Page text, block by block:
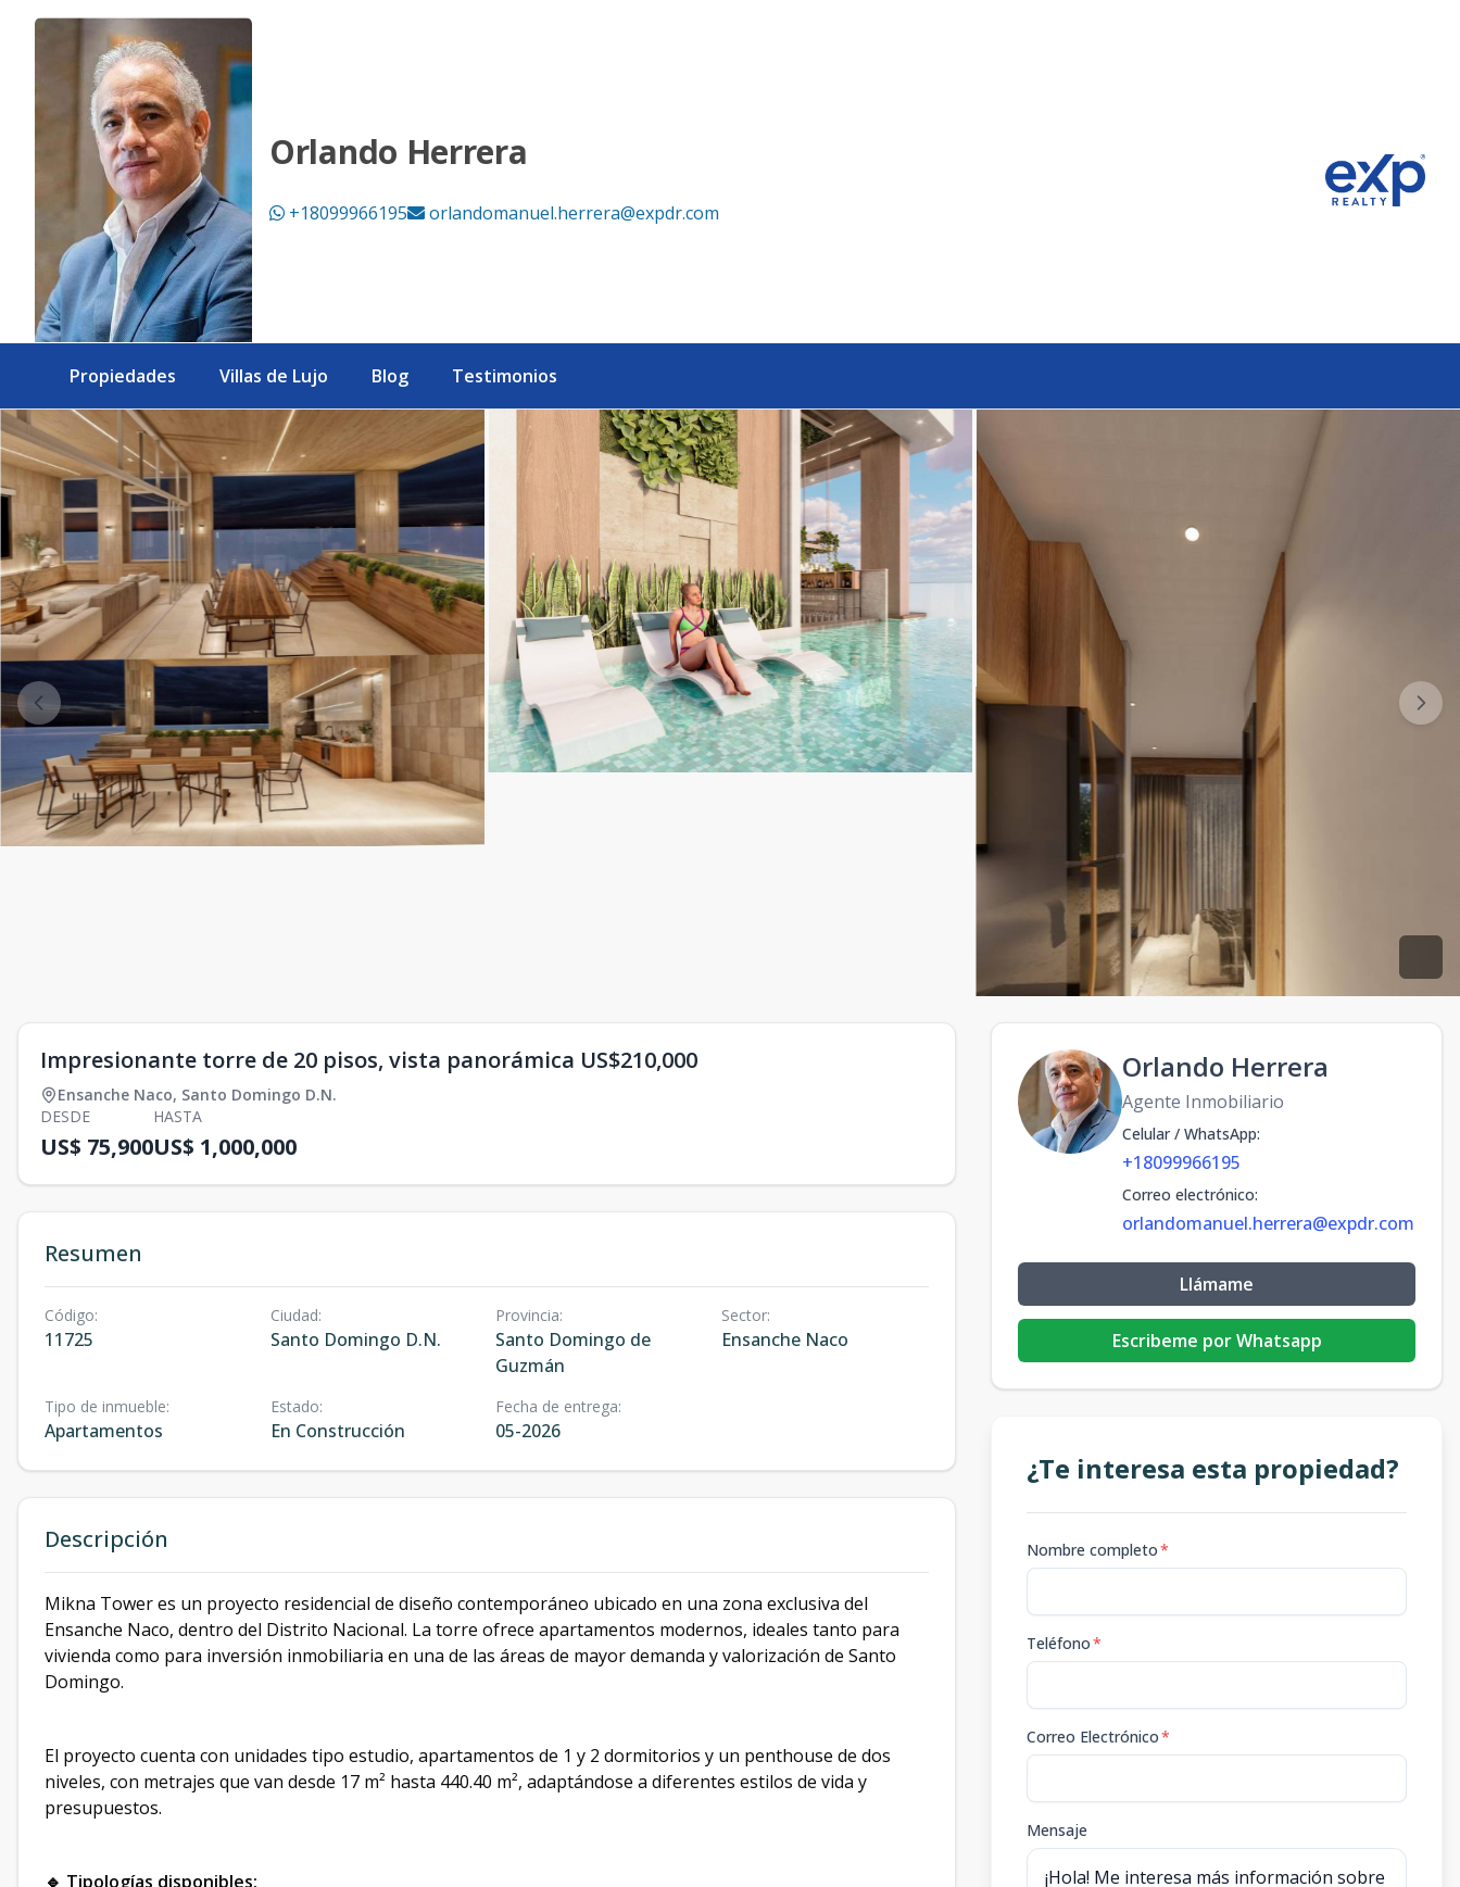
Orlando Herrera
+18099966195 orlandomanuel.herrera@expdr.com
Propiedades Villas de Lujo Blog Testimonios
Impresionante torre de 20 pisos, vista panorámica US$210,000
Ensanche Naco, Santo Domingo D.N.
DESDE
US$ 75,900
HASTA
US$ 1,000,000
Resumen
Código:
11725
Ciudad:
Santo Domingo D.N.
Provincia:
Santo Domingo de
Guzmán
Sector:
Ensanche Naco
Tipo de inmueble:
Apartamentos
Estado:
En Construcción
Fecha de entrega:
05-2026
Descripción
Mikna Tower es un proyecto residencial de diseño contemporáneo ubicado en una zona exclusiva del
Ensanche Naco, dentro del Distrito Nacional. La torre ofrece apartamentos modernos, ideales tanto para
vivienda como para inversión inmobiliaria en una de las áreas de mayor demanda y valorización de Santo
Domingo.
El proyecto cuenta con unidades tipo estudio, apartamentos de 1 y 2 dormitorios y un penthouse de dos
niveles, con metrajes que van desde 17 m² hasta 440.40 m², adaptándose a diferentes estilos de vida y
presupuestos.
🔹 Tipologías disponibles:
Orlando Herrera
Agente Inmobiliario
Celular / WhatsApp:
+18099966195
Correo electrónico:
orlandomanuel.herrera@expdr.com
Llámame
Escribeme por Whatsapp
¿Te interesa esta propiedad?
Nombre completo*
Teléfono*
Correo Electrónico*
Mensaje
Impresionante torre de 20 pisos, vista panorámica US$210,000 - eXp Realty República Dominicana